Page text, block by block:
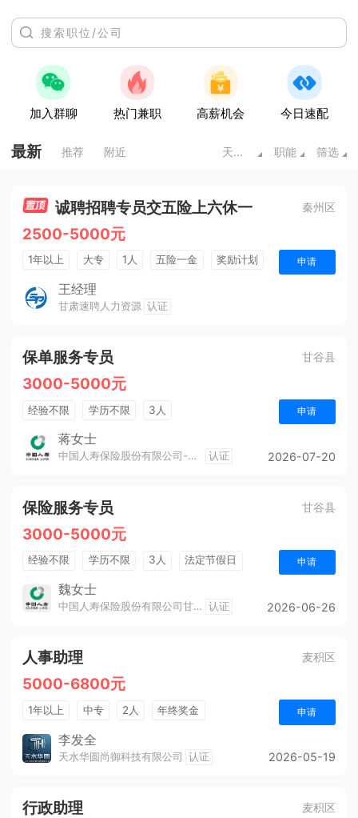
加入群聊 热门兼职 高薪机会 今日速配
最新 推荐 附近 天水甘肃 职能 筛选
诚聘招聘专员交五险上六休一 秦州区
2500-5000元
1年以上 大专 1人 五险一金
奖励计划
销售奖金
申请
王经理
甘肃速聘人力资源 认证
保单服务专员 甘谷县
3000-5000元
经验不限 学历不限 3人 申请
蒋女士
中国人寿保险股份有限公司-甘谷支公司 认证 2026-07-20
保险服务专员 甘谷县
3000-5000元
经验不限 学历不限 3人
法定节假日
销售奖金
综合补贴
申请
魏女士
中国人寿保险股份有限公司甘谷支公司 认证 2026-06-26
人事助理 麦积区
5000-6800元
1年以上 中专 2人
年终奖金
法定节假日
带薪年假
申请
李发全
天水华圆尚御科技有限公司 认证 2026-05-19
行政助理 麦积区